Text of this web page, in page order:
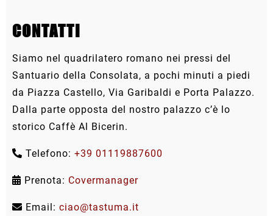
CONTATTI
Siamo nel quadrilatero romano nei pressi del
Santuario della Consolata, a pochi minuti a piedi
da Piazza Castello, Via Garibaldi e Porta Palazzo.
Dalla parte opposta del nostro palazzo c’è lo
storico Caffè Al Bicerin.
Telefono: +39 01119887600
Prenota: Covermanager
Email: ciao@tastuma.it